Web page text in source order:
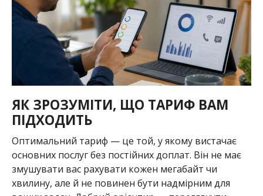
ЯК ЗРОЗУМІТИ, ЩО ТАРИФ ВАМ
ПІДХОДИТЬ
Оптимальний тариф — це той, у якому вистачає
основних послуг без постійних доплат. Він не має
змушувати вас рахувати кожен мегабайт чи
хвилину, але й не повинен бути надмірним для